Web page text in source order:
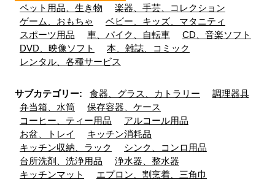
ペット用品、生き物
楽器、手芸、コレクション
ゲーム、おもちゃ
ベビー、キッズ、マタニティ
スポーツ用品
車、バイク、自転車
CD、音楽ソフト
DVD、映像ソフト
本、雑誌、コミック
レンタル、各種サービス
サブカテゴリー: 食器、グラス、カトラリー
調理器具
弁当箱、水筒
保存容器、ケース
コーヒー、ティー用品
アルコール用品
お盆、トレイ
キッチン消耗品
キッチン収納、ラック
シンク、コンロ用品
台所洗剤、洗浄用品
浄水器、整水器
キッチンマット
エプロン、割烹着、三角巾